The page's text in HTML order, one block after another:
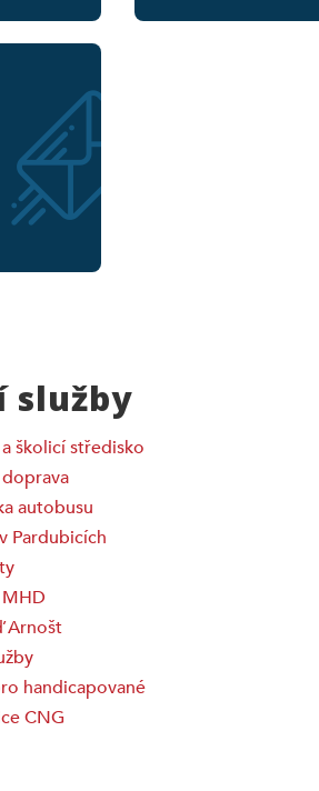
služby
školicí středisko
autobusu
Pardubicích
MHD
Arnošt
handicapované
CNG